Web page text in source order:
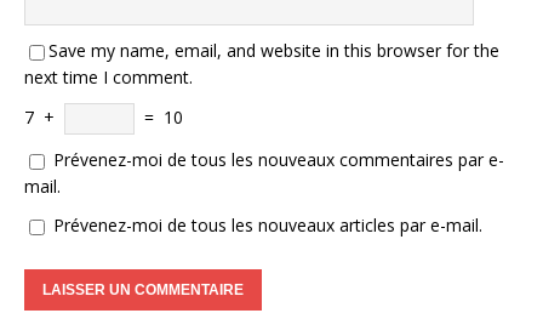
Save my name, email, and website in this browser for the
next time I comment.
7 + = 10
Prévenez-moi de tous les nouveaux commentaires par e-
mail.
Prévenez-moi de tous les nouveaux articles par e-mail.